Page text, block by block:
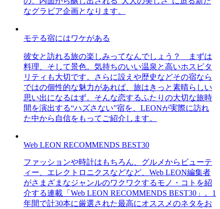
なグラビア企画となります。
モテる宿にはワケがある
彼女と訪れる旅の楽しみってなんでしょう？ まずは
料理、そして景色。気持ちのいい温泉と高いホスピタ
リティも大切です。さらに設えや歴史などその宿なら
ではの個性的な魅力があれば、旅はきっと素晴らしい
思い出になるはず。そんな恋するふたりの大切な旅時
間を演出する“ハズさない”宿を、LEONが実際に訪れ
た中から自信をもってご紹介します。
Web LEON RECOMMENDS BEST30
ファッションや時計はもちろん、グルメからビューテ
ィー、エレクトロニクスなどなど、Web LEON編集者
がさまざまなジャンルのワクワクするモノ・コトを紹
介する連載「Web LEON RECOMMENDS BEST30」。1
年間で計30本に厳選された最高にオススメのネタをお